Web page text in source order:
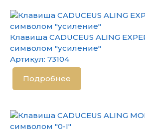
Клавиша CADUCEUS ALING
символом "усиление"
Артикул: 73104
Подробнее